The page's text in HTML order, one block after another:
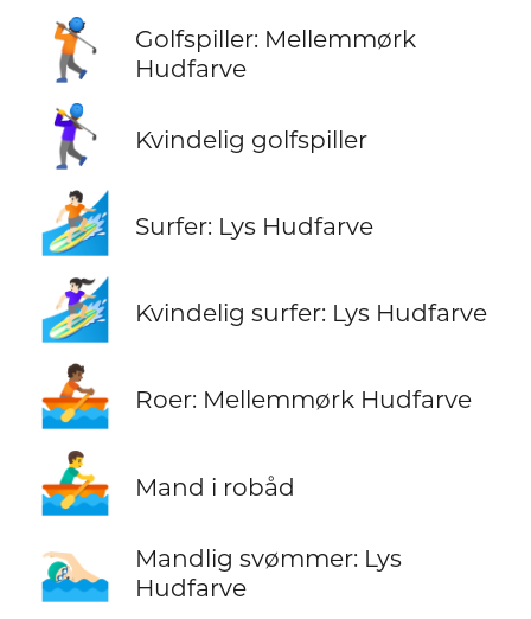
🏌🏾
Golfspiller: Mellemmørk
Hudfarve
🏌️‍♀️ Kvindelig golfspiller
🏄🏻 Surfer: Lys Hudfarve
🏄🏻‍♀️ Kvindelig surfer: Lys Hudfarve
🚣🏾 Roer: Mellemmørk Hudfarve
🚣‍♂️ Mand i robåd
🏊🏻‍♂️
Mandlig svømmer: Lys
Hudfarve